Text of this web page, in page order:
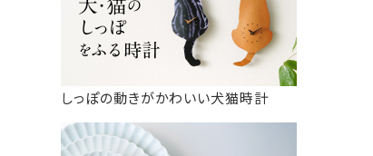
しっぽの動きがかわいい犬猫時計